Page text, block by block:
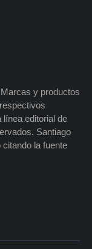
y productos
línea editorial de
Santiago
la fuente